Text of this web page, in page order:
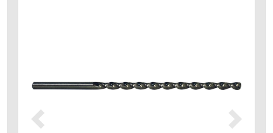
Précédent Suivant